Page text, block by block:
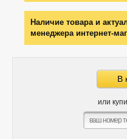
Наличие товара и
менеджера интернет-
В
или